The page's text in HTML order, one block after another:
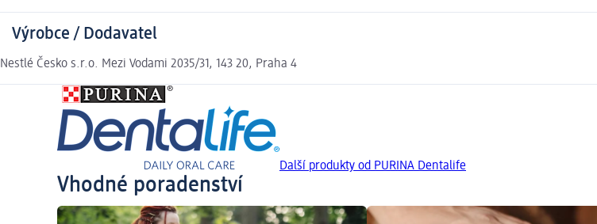
Výrobce / Dodavatel
Nestlé Česko s.r.o. Mezi Vodami 2035/31, 143 20, Praha 4
Další produkty od PURINA Dentalife
Vhodné poradenství